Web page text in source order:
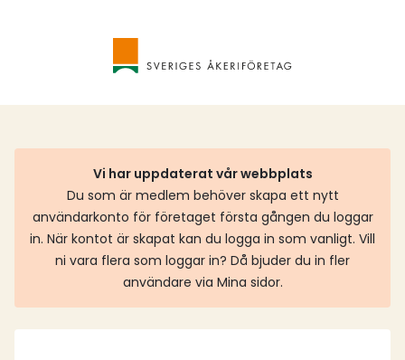
Vi har uppdaterat vår webbplats
Du som är medlem behöver skapa ett nytt
användarkonto för företaget första gången du loggar
in. När kontot är skapat kan du logga in som vanligt. Vill
ni vara flera som loggar in? Då bjuder du in fler
användare via Mina sidor.